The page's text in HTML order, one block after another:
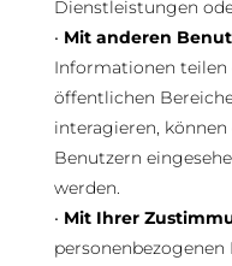
Dienstleistungen
• Mit anderen
Informationen
öffentlichen
interagieren,
Benutzern
werden.
• Mit Ihrer